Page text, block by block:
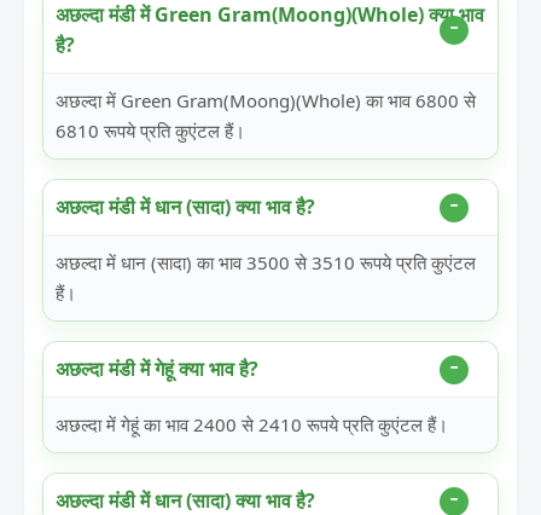
अछल्दा मंडी में Green Gram(Moong)(Whole) क्या भाव
है?
अछल्दा में Green Gram(Moong)(Whole) का भाव 6800 से
6810 रूपये प्रति कुएंटल हैं।
अछल्दा मंडी में धान (सादा) क्या भाव है?
अछल्दा में धान (सादा) का भाव 3500 से 3510 रूपये प्रति कुएंटल
हैं।
अछल्दा मंडी में गेहूं क्या भाव है?
अछल्दा में गेहूं का भाव 2400 से 2410 रूपये प्रति कुएंटल हैं।
अछल्दा मंडी में धान (सादा) क्या भाव है?